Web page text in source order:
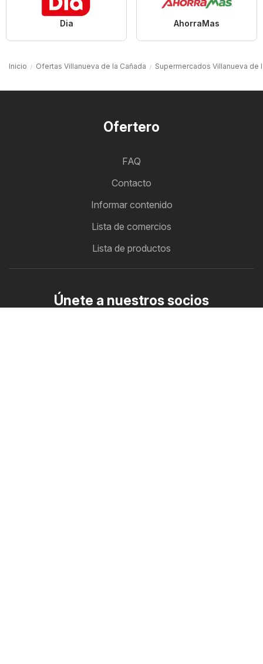
Dia AhorraMas
Inicio Ofertas Villanueva de la Cañada Supermercados Villanueva de
Ofertero
FAQ
Contacto
Informar contenido
Lista de comercios
Lista de productos
Únete a nuestros socios